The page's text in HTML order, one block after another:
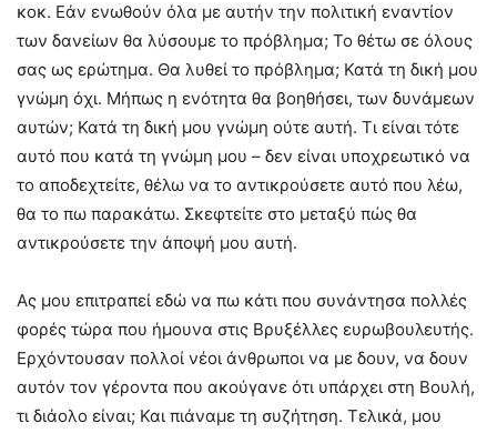
κοκ. Εάν ενωθούν όλα με αυτήν την πολιτική εναντίον
των δανείων θα λύσουμε το πρόβλημα; Το θέτω σε όλους
σας ως ερώτημα. Θα λυθεί το πρόβλημα; Κατά τη δική μου
γνώμη όχι. Μήπως η ενότητα θα βοηθήσει, των δυνάμεων
αυτών; Κατά τη δική μου γνώμη ούτε αυτή. Τι είναι τότε
αυτό που κατά τη γνώμη μου – δεν είναι υποχρεωτικό να
το αποδεχτείτε, θέλω να το αντικρούσετε αυτό που λέω,
θα το πω παρακάτω. Σκεφτείτε στο μεταξύ πώς θα
αντικρούσετε την άποψή μου αυτή.
Ας μου επιτραπεί εδώ να πω κάτι που συνάντησα πολλές
φορές τώρα που ήμουνα στις Βρυξέλλες ευρωβουλευτής.
Ερχόντουσαν πολλοί νέοι άνθρωποι να με δουν, να δουν
αυτόν τον γέροντα που ακούγανε ότι υπάρχει στη Βουλή,
τι διάολο είναι; Και πιάναμε τη συζήτηση. Τελικά, μου